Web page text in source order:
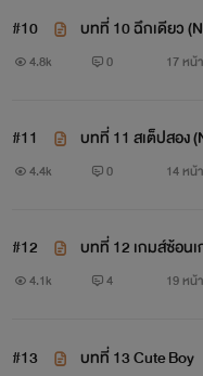
ชอบ และแต่ละกรุ๊ปจะมีภา
คำเตือน
เพื่อความสนุกของ
สามารถบอกกับบุคคลภ
เหตุผิดพลาด ระบบจะยึ
#10 บทที่ 10 ฉึกเดียว
4.8k 0 17 หน้า
#11 บทที่ 11 สเต็ปสอง
4.4k 0 14 หน้า
#12
บทที่ 12 เกมส์ซ้อน
+++)
4.1k 4 19 หน้า
#13 บทที่ 13 Cute Boy